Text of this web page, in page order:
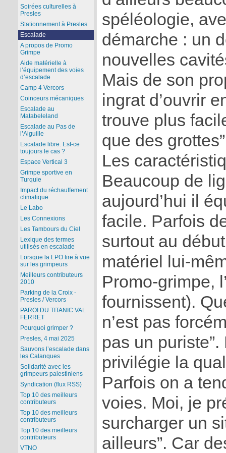
spéléologie,
démarche : un
nouvelles
Mais de son
ingrat d’ouvrir
trouve plus
que des
Les
Beaucoup de
aujourd’hui il
facile. Parfois
surtout au
matériel lui-
Promo-grimpe,
fournissent).
n’est pas
pas un
privilégie la
Parfois on a
voies. Moi, je
surcharger un
ailleurs”. Car
Soirées culturelles à
Presles
Stationnement à Presles
Escalade
A propos de Promo
Grimpe
Aide matérielle à
l’équipement des voies
d’escalade
Camp 4 Vercors
Coinceurs mécaniques
Escalade au
Matabeleland
Escalade au Pas de
l’Aiguille
Escalade libre. Est-ce
toujours le cas ?
Espace Vertical 3
Grimpe sportive en
Turquie
Impact du réchauffement
climatique
Le Labo
Les Connexions
Les Tambours du Ciel
Lexique des termes
utilisés en escalade
Lorsque la LPO tire à vue
sur les grimpeurs
Meilleurs contributeurs
2010
Parking de la Croix -
Presles / Vercors
PAROI DU TITANIC VAL
FERRET
Pourquoi grimper ?
Presles, 4 mai 2025
Sauvons l’escalade dans
les Calanques
Solidarité avec les
grimpeurs palestiniens
Syndication (flux RSS)
Top 10 des meilleurs
contributeurs
Top 10 des meilleurs
contributeurs
Top 10 des meilleurs
contributeurs
VTNO